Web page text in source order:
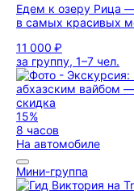
Едем к озеру Рица
в самых красивых
11 000 ₽
за группу, 1–7 чел.
скидка
15%
8 часов
На автомобиле
Мини-группа